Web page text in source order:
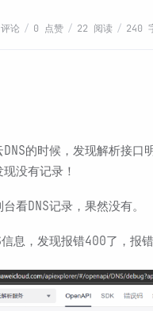
论 / 0 点赞 / 22 阅读 / 240
的时候，发现解析接口
没有记录！
看DNS记录，果然没有。
信息，发现报错400